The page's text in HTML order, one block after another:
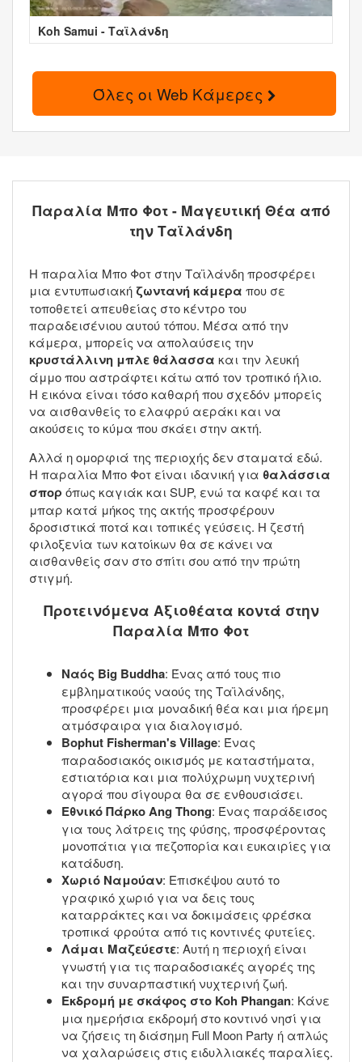
Koh Samui - Ταϊλάνδη
Όλες οι Web Κάμερες
Παραλία Μπο Φοτ - Μαγευτική Θέα από
την Ταϊλάνδη
Η παραλία Μπο Φοτ στην Ταϊλάνδη προσφέρει
μια εντυπωσιακή ζωντανή κάμερα που σε
τοποθετεί απευθείας στο κέντρο του
παραδεισένιου αυτού τόπου. Μέσα από την
κάμερα, μπορείς να απολαύσεις την
κρυστάλλινη μπλε θάλασσα και την λευκή
άμμο που αστράφτει κάτω από τον τροπικό ήλιο.
Η εικόνα είναι τόσο καθαρή που σχεδόν μπορείς
να αισθανθείς το ελαφρύ αεράκι και να
ακούσεις το κύμα που σκάει στην ακτή.
Αλλά η ομορφιά της περιοχής δεν σταματά εδώ.
Η παραλία Μπο Φοτ είναι ιδανική για θαλάσσια
σπορ όπως καγιάκ και SUP, ενώ τα καφέ και τα
μπαρ κατά μήκος της ακτής προσφέρουν
δροσιστικά ποτά και τοπικές γεύσεις. Η ζεστή
φιλοξενία των κατοίκων θα σε κάνει να
αισθανθείς σαν στο σπίτι σου από την πρώτη
στιγμή.
Προτεινόμενα Αξιοθέατα κοντά στην
Παραλία Μπο Φοτ
Ναός Big Buddha: Ένας από τους πιο
εμβληματικούς ναούς της Ταϊλάνδης,
προσφέρει μια μοναδική θέα και μια ήρεμη
ατμόσφαιρα για διαλογισμό.
Bophut Fisherman's Village: Ένας
παραδοσιακός οικισμός με καταστήματα,
εστιατόρια και μια πολύχρωμη νυχτερινή
αγορά που σίγουρα θα σε ενθουσιάσει.
Εθνικό Πάρκο Ang Thong: Ένας παράδεισος
για τους λάτρεις της φύσης, προσφέροντας
μονοπάτια για πεζοπορία και ευκαιρίες για
κατάδυση.
Χωριό Ναμούαν: Επισκέψου αυτό το
γραφικό χωριό για να δεις τους
καταρράκτες και να δοκιμάσεις φρέσκα
τροπικά φρούτα από τις κοντινές φυτείες.
Λάμαι Μαζεύεστε: Αυτή η περιοχή είναι
γνωστή για τις παραδοσιακές αγορές της
και την συναρπαστική νυχτερινή ζωή.
Εκδρομή με σκάφος στο Koh Phangan: Κάνε
μια ημερήσια εκδρομή στο κοντινό νησί για
να ζήσεις τη διάσημη Full Moon Party ή απλώς
να χαλαρώσεις στις ειδυλλιακές παραλίες.